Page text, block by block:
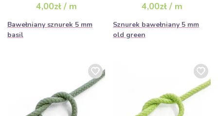
4,00zł / m
Bawełniany sznurek 5 mm
basil
4,00zł / m
Sznurek bawełniany 5 mm
old green